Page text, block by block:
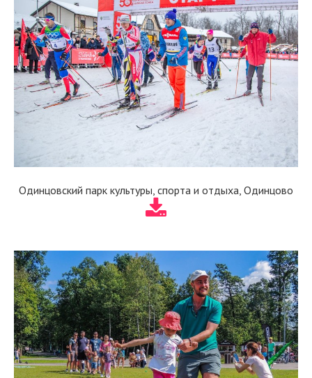
Одинцовский парк культуры, спорта и отдыха, Одинцово